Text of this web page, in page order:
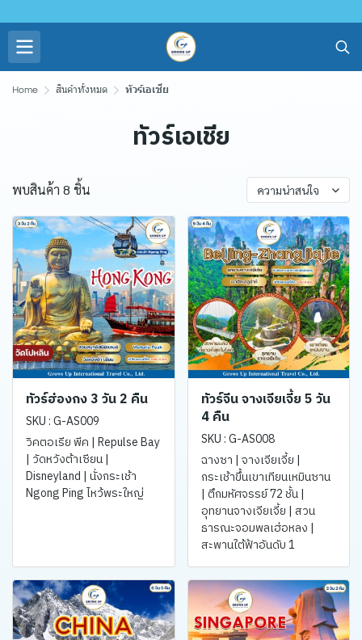
Home สินค้าทั้งหมด ทัวร์เอเชีย
ทัวร์เอเชีย
พบสินค้า 8 ชิ้น ความน่าสนใจ
ทัวร์ฮ่องกง 3 วัน 2 คืน
SKU : G-AS009
วิคตอเรีย พีค | Repulse Bay
| วัดหวังต้าเซียน |
Disneyland | นั่งกระเช้า
Ngong Ping ไหว้พระใหญ่
ทัวร์จีน จางเจียเจี้ย 5 วัน
4 คืน
SKU : G-AS008
ฉางซา | จางเจียเจี้ย |
กระเช้าขึ้นเขาเทียนเหมินซาน
| ตึกมหัศจรรย์ 72 ชั้น |
อุทยานจางเจียเจี้ย | สวน
ธารณะจอมพลเฮ่อหลง |
สะพานใต้ฟ้าอันดับ 1